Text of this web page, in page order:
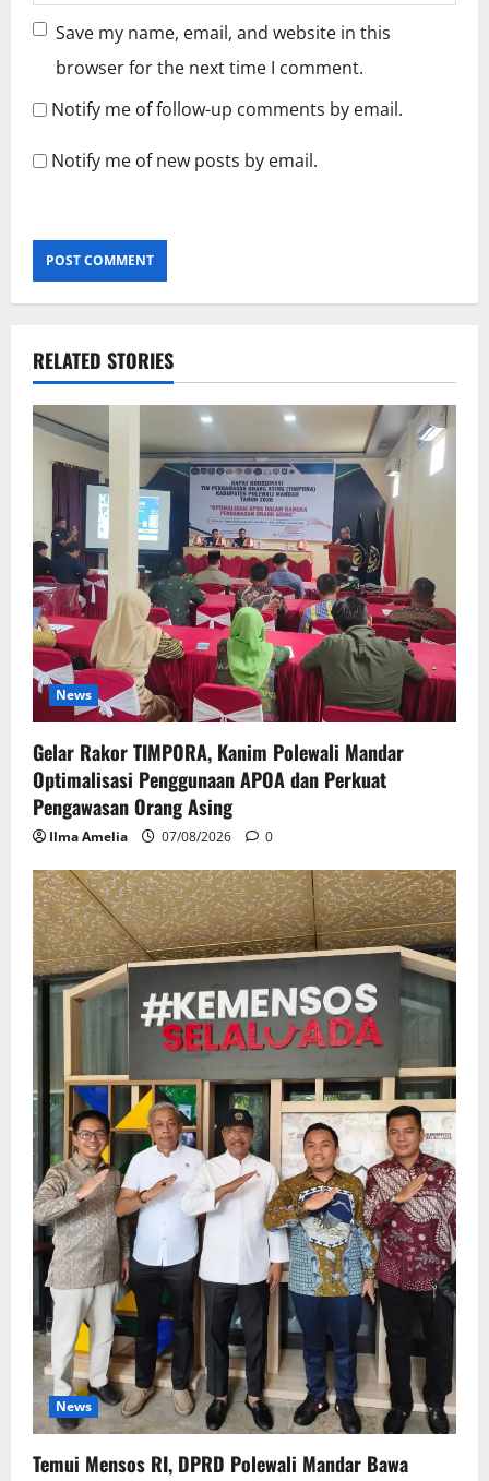
Save my name, email, and website in this
browser for the next time I comment.
Notify me of follow-up comments by email.
Notify me of new posts by email.
RELATED STORIES
News
Gelar Rakor TIMPORA, Kanim Polewali Mandar
Optimalisasi Penggunaan APOA dan Perkuat
Pengawasan Orang Asing
Ilma Amelia 07/08/2026 0
News
Temui Mensos RI, DPRD Polewali Mandar Bawa